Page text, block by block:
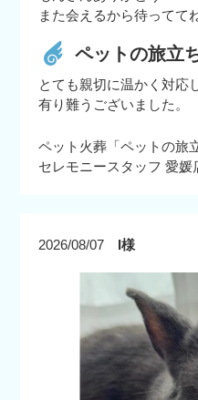
また会えるから待ってて
ペットの旅立
とても親切に温かく対応
有り難うございました。
ペット火葬「ペットの旅
セレモニースタッフ 愛媛
2026/08/07 I様